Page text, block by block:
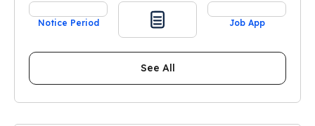
Notice Period Job App
See All